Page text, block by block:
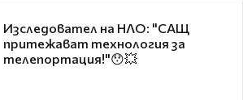
Изследовател на НЛО: "САЩ
притежават технология за
телепортация!"😯💥